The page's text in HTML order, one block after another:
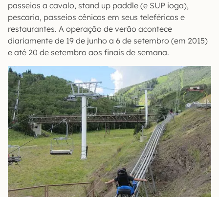
passeios a cavalo, stand up paddle (e SUP ioga),
pescaria, passeios cênicos em seus teleféricos e
restaurantes. A operação de verão acontece
diariamente de 19 de junho a 6 de setembro (em 2015)
e até 20 de setembro aos finais de semana.